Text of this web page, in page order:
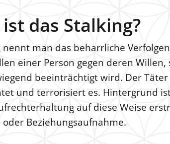
das Stalking?
nennt man das beharrliche
einer Person gegen deren
beeinträchtigt wird. Der
und terrorisiert es. Hintergrund
auf diese Weise
oder Beziehungsaufnahme.